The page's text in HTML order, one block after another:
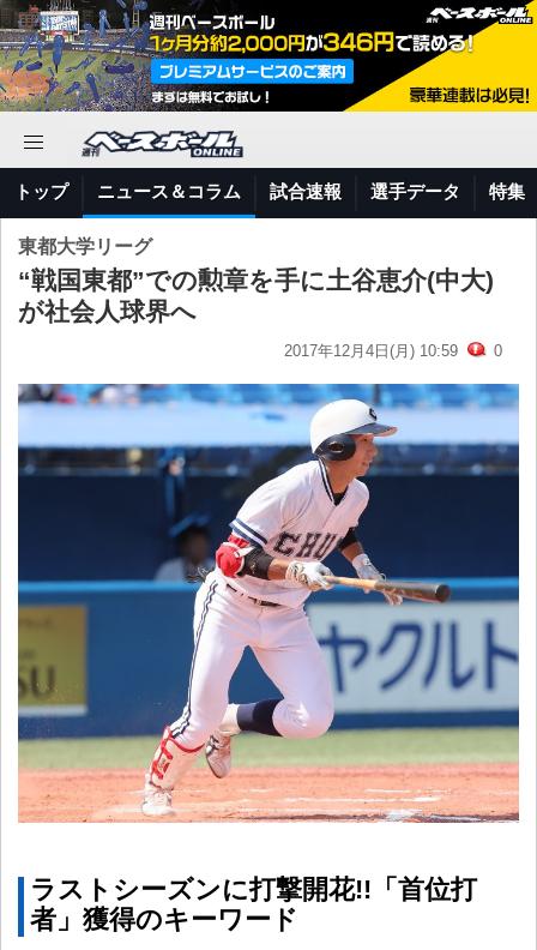
トップ ニュース＆コラム 試合速報 選手データ 特集
東都大学リーグ
“戦国東都”での勲章を手に土谷恵介(中大)
が社会人球界へ
2017年12月4日(月) 10:59 0
ラストシーズンに打撃開花!!「首位打
者」獲得のキーワード